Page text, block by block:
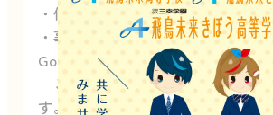
・使用ツール：Google Meet
・事前準備：Gmailメールアド
Google Meetアプリのダウンロ
ご予約時間までに、よろしく
す。